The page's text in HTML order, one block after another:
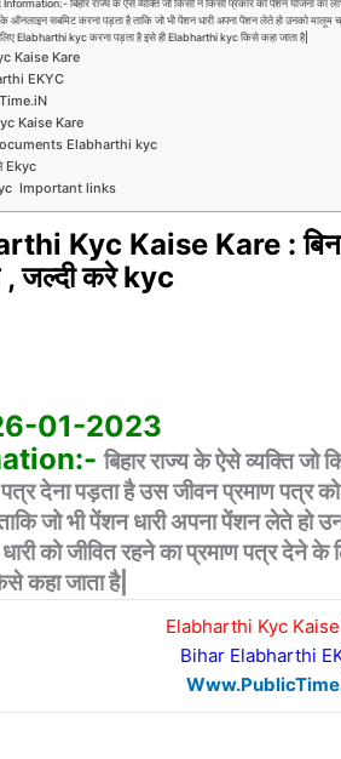
बिहार राज्य के ऐसे व्यक्ति जो किसी न किसी प्रकार की पेंशन योजना का
ऑनलाइन सबमिट करना पड़ता है ताकि जो भी पेंशन धारी अपना पेंशन लेते हो उनको मालूम
Elabharthi kyc करना पड़ता है इसे ही Elabharthi kyc किसे कहा जाता है|
Kaise Kare
EKYC
Kaise Kare
Elabharthi kyc
Ekyc
Important links
Kyc Kaise Kare : बिना
जल्दी करे kyc
01-2023
बिहार राज्य के ऐसे व्यक्ति जो
देना पड़ता है उस जीवन प्रमाण पत्र
जो भी पेंशन धारी अपना पेंशन लेते हो
धारी को जीवित रहने का प्रमाण पत्र
जाता है|
Elabharthi Kyc
Bihar Elabharthi